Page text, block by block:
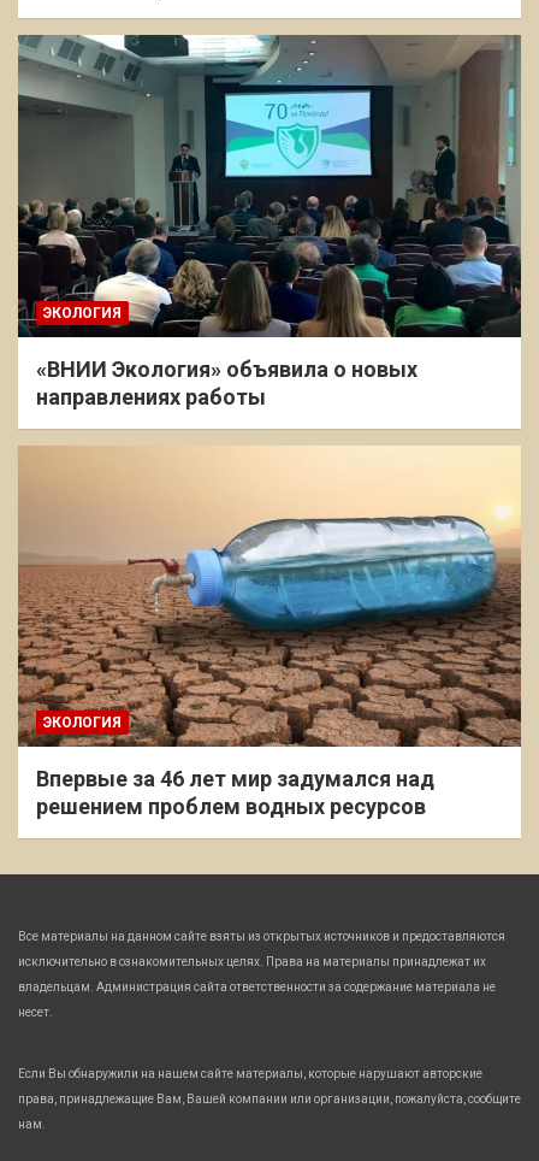
ЭКОЛОГИЯ
«ВНИИ Экология» объявила о новых
направлениях работы
ЭКОЛОГИЯ
Впервые за 46 лет мир задумался над
решением проблем водных ресурсов
Все материалы на данном сайте взяты из открытых источников и предоставляются
исключительно в ознакомительных целях. Права на материалы принадлежат их
владельцам. Администрация сайта ответственности за содержание материала не
несет.
Если Вы обнаружили на нашем сайте материалы, которые нарушают авторские
права, принадлежащие Вам, Вашей компании или организации, пожалуйста, сообщите
нам.